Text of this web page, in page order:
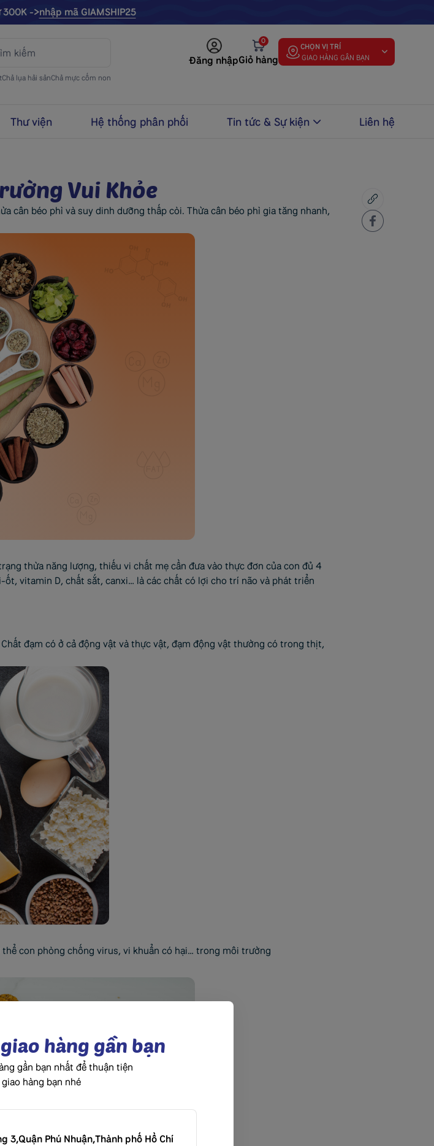
300K ->nhập mã GIAMSHIP25
Chả lụa hải sảnChả mực cốm non
Đăng nhậpGiỏ hàng
0
CHỌN VỊ TRÍ
Thư viện Hệ thống phân phối Tin tức & Sự kiện Liên hệ
Vui Khỏe
cân béo phì và suy dinh dưỡng thấp còi. Thừa cân béo phì gia tăng nhanh,
thừa năng lượng, thiếu vi chất mẹ cần đưa vào thực đơn của con đủ 4
vitamin D, chất sắt, canxi… là các chất có lợi cho trí não và phát triển
đạm có ở cả động vật và thực vật, đạm động vật thường có trong thịt,
con phòng chống virus, vi khuẩn có hại… trong môi trường
hàng gần bạn
gần bạn nhất để thuận tiện
hàng bạn nhé
3,Quận Phú Nhuận,Thành phố Hồ Chí